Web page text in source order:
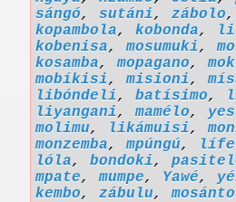
sángó, sutáni, zábolo,
kopambola, kobonda,
kobenisa,mosumuki,
kosamba,mopagano,
mobíkisi,misioni,
libóndeli, batísimo,
liyangani,mamélo,
molimu, likámuisi,
monzemba,mpúngú,
lóla, bondoki,
mpate,mumpe, Yawé,
kembo, zábulu,mosánto